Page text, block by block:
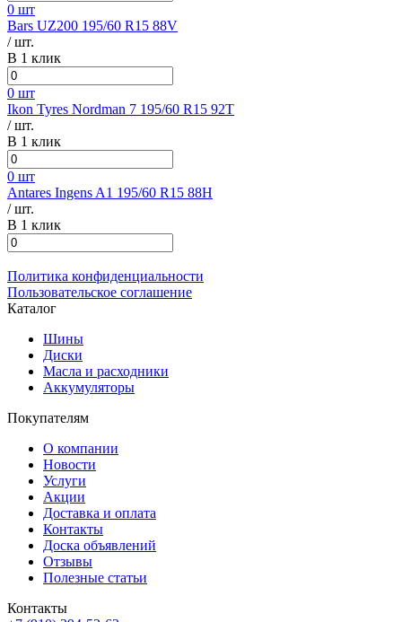
0 шт
Bars UZ200 195/60 R15 88V
/ шт.
В 1 клик
0 шт
Ikon Tyres Nordman 7 195/60 R15 92T
/ шт.
В 1 клик
0 шт
Antares Ingens A1 195/60 R15 88H
/ шт.
В 1 клик
Политика конфиденциальности
Пользовательское соглашение
Каталог
Шины
Диски
Масла и расходники
Аккумуляторы
Покупателям
О компании
Новости
Услуги
Акции
Доставка и оплата
Контакты
Доска объявлений
Отзывы
Полезные статьи
Контакты